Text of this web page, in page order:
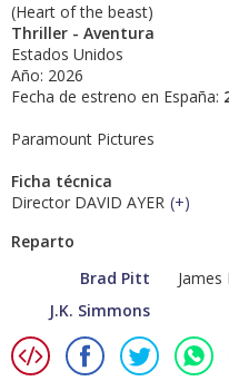
(Heart of the beast)
Thriller - Aventura
Estados Unidos
Año: 2026
Fecha de estreno en España:
Paramount Pictures
Ficha técnica
Director DAVID AYER (+)
Reparto
Brad Pitt
J.K. Simmons